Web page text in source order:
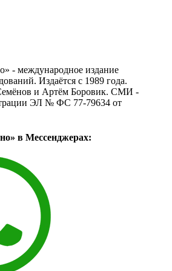
- международное издание
Издаётся с 1989 года.
и Артём Боровик. CМИ -
ЭЛ № ФС 77-79634 от
в Мессенджерах: